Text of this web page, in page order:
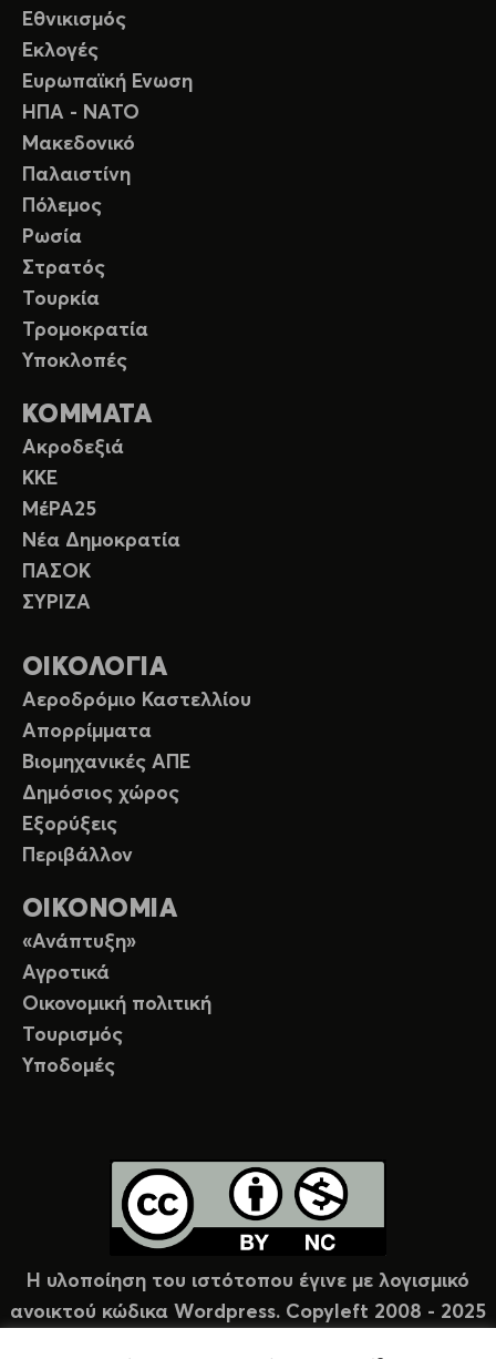
Εθνικισμός
Εκλογές
Ευρωπαϊκή Ενωση
ΗΠΑ - ΝΑΤΟ
Μακεδονικό
Παλαιστίνη
Πόλεμος
Ρωσία
Στρατός
Τουρκία
Τρομοκρατία
Υποκλοπές
ΚΟΜΜΑΤΑ
Ακροδεξιά
ΚΚΕ
ΜέΡΑ25
Νέα Δημοκρατία
ΠΑΣΟΚ
ΣΥΡΙΖΑ
ΟΙΚΟΛΟΓΙΑ
Αεροδρόμιο Καστελλίου
Απορρίμματα
Βιομηχανικές ΑΠΕ
Δημόσιος χώρος
Εξορύξεις
Περιβάλλον
ΟΙΚΟΝΟΜΙΑ
«Ανάπτυξη»
Αγροτικά
Οικονομική πολιτική
Τουρισμός
Υποδομές
Η υλοποίηση του ιστότοπου έγινε με λογισμικό
ανοικτού κώδικα Wordpress. Copyleft 2008 - 2025